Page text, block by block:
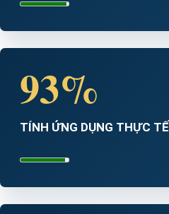
93%
TÍNH ỨNG DỤNG THỰC TẾ